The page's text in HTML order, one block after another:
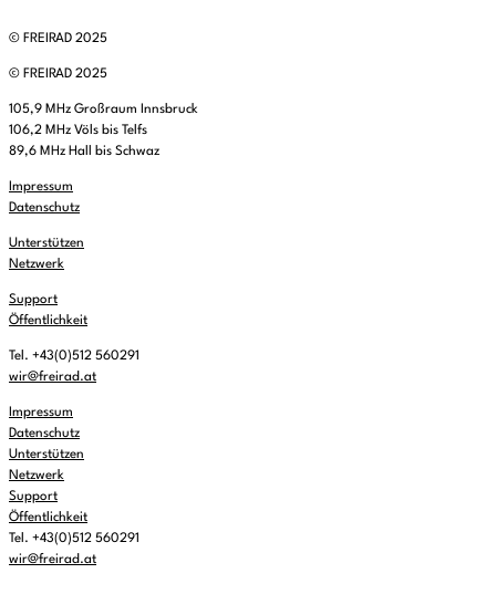
© FREIRAD 2025
© FREIRAD 2025
105,9 MHz Großraum Innsbruck
106,2 MHz Völs bis Telfs
89,6 MHz Hall bis Schwaz
Impressum
Datenschutz
Unterstützen
Netzwerk
Support
Öffentlichkeit
Tel. +43(0)512 560291
wir@freirad.at
Impressum
Datenschutz
Unterstützen
Netzwerk
Support
Öffentlichkeit
Tel. +43(0)512 560291
wir@freirad.at